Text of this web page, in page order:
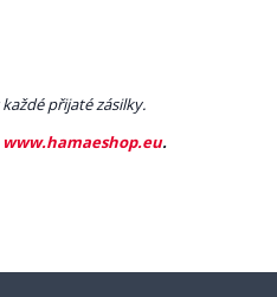
přijaté zásilky.
www.hamaeshop.eu.